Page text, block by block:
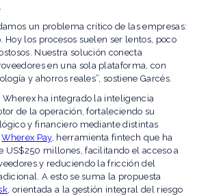
un problema crítico de las empresas:
Hoy los procesos suelen ser lentos, poco
Nuestra solución conecta
en una sola plataforma, con
y ahorros reales”, sostiene Garcés.
Wherex ha integrado la inteligencia
de la operación, fortaleciendo su
y financiero mediante distintas
Wherex Pay, herramienta fintech que ha
US$250 millones, facilitando el acceso a
y reduciendo la fricción del
A esto se suma la propuesta
, orientada a la gestión integral del riesgo